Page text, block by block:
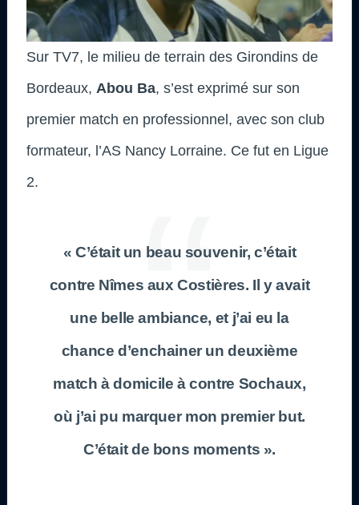
Sur TV7, le milieu de terrain des Girondins de
Bordeaux, Abou Ba, s’est exprimé sur son
premier match en professionnel, avec son club
formateur, l’AS Nancy Lorraine. Ce fut en Ligue
2.
« C’était un beau souvenir, c’était
contre Nîmes aux Costières. Il y avait
une belle ambiance, et j’ai eu la
chance d’enchainer un deuxième
match à domicile à contre Sochaux,
où j’ai pu marquer mon premier but.
C’était de bons moments ».